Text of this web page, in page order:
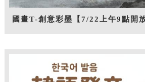
國畫T-創意彩墨【7/22上午9點開